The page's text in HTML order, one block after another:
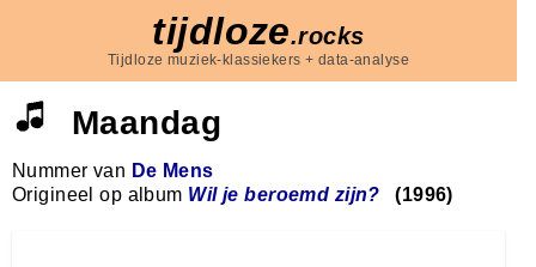
tijdloze.rocks
Tijdloze muziek-klassiekers + data-analyse
Maandag
Nummer van De Mens
Origineel op album Wil je beroemd zijn? (1996)